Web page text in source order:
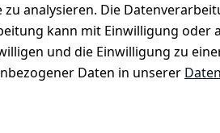
analysieren. Die
kann mit Einwilligung
und die Einwilligung zu
Daten in unserer